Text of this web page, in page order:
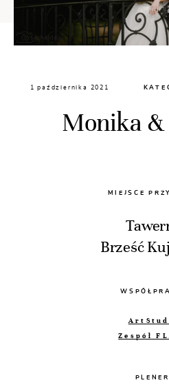
Kontakt
1 października 2021
Monika
MIEJSCE
Brześć
Zespół